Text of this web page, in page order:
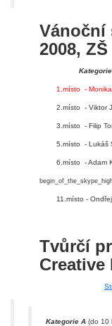
Vánoční
2008,
1.místo - Monika
2.místo - Viktor
3.místo - Filip
5.místo - Lukáš
6.místo - Adam
11.místo - Ondřej
Tvůrčí
Creative
Kategorie A (do 10